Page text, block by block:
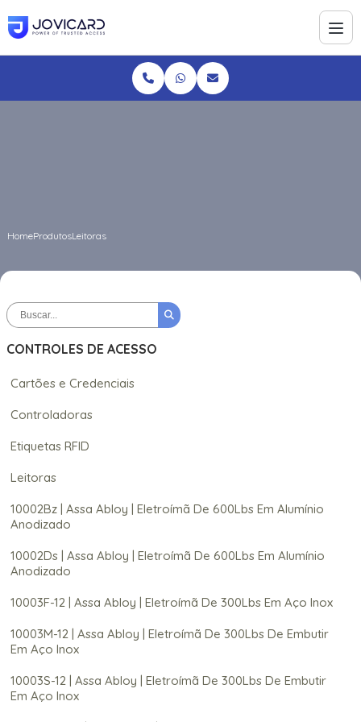
HomeProdutosLeitoras
CONTROLES DE ACESSO
Cartões e Credenciais
Controladoras
Etiquetas RFID
Leitoras
10002Bz | Assa Abloy | Eletroímã De 600Lbs Em Alumínio
Anodizado
10002Ds | Assa Abloy | Eletroímã De 600Lbs Em Alumínio
Anodizado
10003F-12 | Assa Abloy | Eletroímã De 300Lbs Em Aço Inox
10003M-12 | Assa Abloy | Eletroímã De 300Lbs De Embutir
Em Aço Inox
10003S-12 | Assa Abloy | Eletroímã De 300Lbs De Embutir
Em Aço Inox